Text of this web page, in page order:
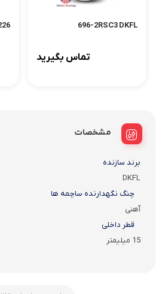
696-2RSC3 DKFL
تماس بگیرید
DKFL
مشخصات
برند سازنده
DKFL
چنگ نگهدارنده ساچمه ها
آهنی
قطر داخلی
15 میلیمتر